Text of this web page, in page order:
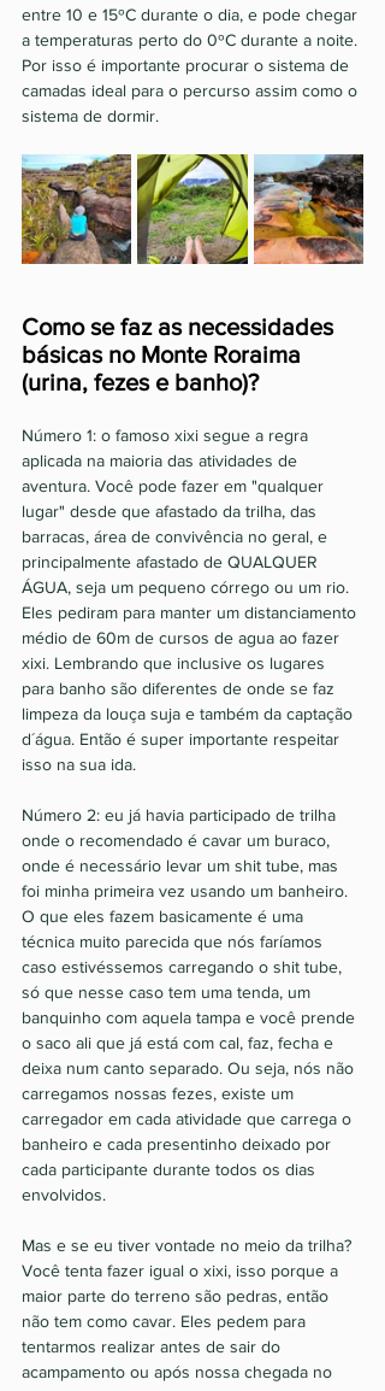
entre 10 e 15ºC durante o dia, e pode chegar
a temperaturas perto do 0ºC durante a noite.
Por isso é importante procurar o sistema de
camadas ideal para o percurso assim como o
sistema de dormir.
Como se faz as necessidades
básicas no Monte Roraima
(urina, fezes e banho)?
Número 1: o famoso xixi segue a regra
aplicada na maioria das atividades de
aventura. Você pode fazer em "qualquer
lugar" desde que afastado da trilha, das
barracas, área de convivência no geral, e
principalmente afastado de QUALQUER
ÁGUA, seja um pequeno córrego ou um rio.
Eles pediram para manter um distanciamento
médio de 60m de cursos de agua ao fazer
xixi. Lembrando que inclusive os lugares
para banho são diferentes de onde se faz
limpeza da louça suja e também da captação
d´água. Então é super importante respeitar
isso na sua ida.
Número 2: eu já havia participado de trilha
onde o recomendado é cavar um buraco,
onde é necessário levar um shit tube, mas
foi minha primeira vez usando um banheiro.
O que eles fazem basicamente é uma
técnica muito parecida que nós faríamos
caso estivéssemos carregando o shit tube,
só que nesse caso tem uma tenda, um
banquinho com aquela tampa e você prende
o saco ali que já está com cal, faz, fecha e
deixa num canto separado. Ou seja, nós não
carregamos nossas fezes, existe um
carregador em cada atividade que carrega o
banheiro e cada presentinho deixado por
cada participante durante todos os dias
envolvidos.
Mas e se eu tiver vontade no meio da trilha?
Você tenta fazer igual o xixi, isso porque a
maior parte do terreno são pedras, então
não tem como cavar. Eles pedem para
tentarmos realizar antes de sair do
acampamento ou após nossa chegada no